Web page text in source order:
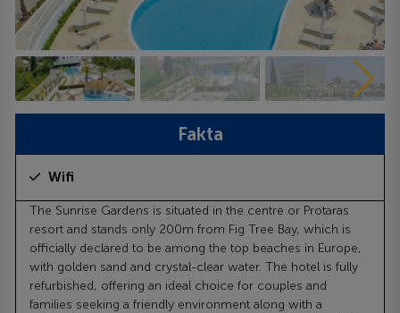
Fakta
Wifi
The Sunrise Gardens is situated in the centre or Protaras
resort and stands only 200m from Fig Tree Bay, which is
officially declared to be among the top beaches in Europe,
with golden sand and crystal-clear water. The hotel is fully
refurbished, offering an ideal choice for couples and
families seeking a friendly environment along with a